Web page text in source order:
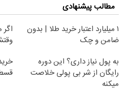
مطالب پیشنهادی
۱ میلیارد اعتبار خرید طلا | بدون
ضامن و چک
وقتشه |
به پول نیاز داری؟ این دوره
رایگان از شر بی پولی خلاصت
میکنه